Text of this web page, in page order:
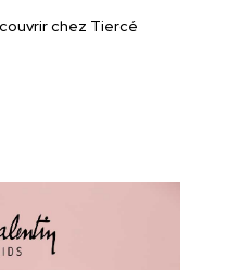
chez Tiercé